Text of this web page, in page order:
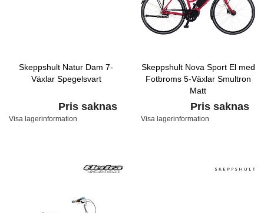
Skeppshult Natur Dam 7-
Växlar Spegelsvart
Pris saknas
Visa lagerinformation
Skeppshult Nova Sport El med
Fotbroms 5-Växlar Smultron
Matt
Pris saknas
Visa lagerinformation